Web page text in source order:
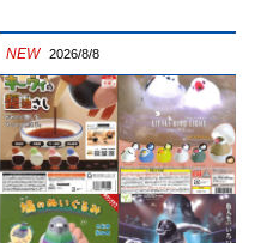
NEW 2026/8/8